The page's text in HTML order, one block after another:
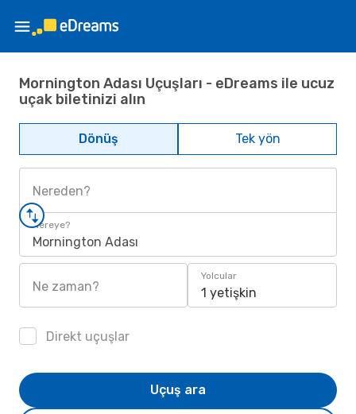
Mornington Adası Uçuşları - eDreams ile ucuz
uçak biletinizi alın
Dönüş Tek yön
Nereden?
Nereye?
Mornington Adası
Ne zaman?
Yolcular
1 yetişkin
Direkt uçuşlar
Uçuş ara